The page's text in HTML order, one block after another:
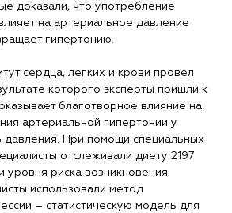
доказали, что употребление
на артериальное давление
гипертонию.
сердца, легких и крови провел
которого эксперты пришли к
благотворное влияние на
артериальной гипертонии у
давления. При помощи специальных
отслеживали диету 2197
уровня риска возникновения
использовали метод
– статистическую модель для